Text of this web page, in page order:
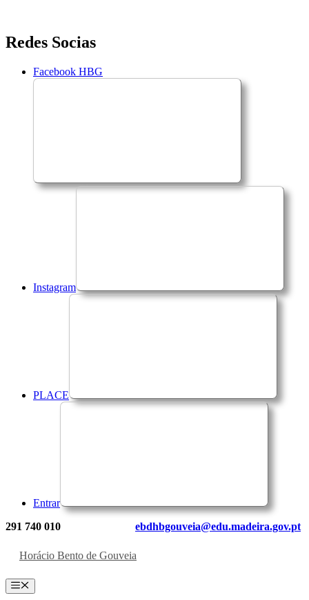
Saltar
para
conteúdo
Redes Socias
Facebook HBG
Instagram
PLACE
Entrar
291 740 010 ebdhbgouveia@edu.madeira.gov.pt
Horácio Bento de Gouveia
Menu